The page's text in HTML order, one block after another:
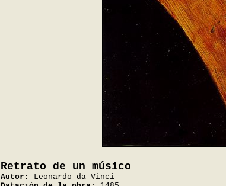
Retrato de un músico
Autor:
Leonardo da Vinci